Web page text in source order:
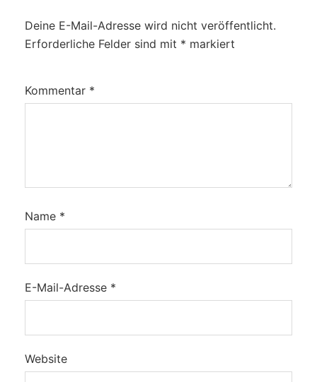
Deine E-Mail-Adresse wird nicht veröffentlicht.
Erforderliche Felder sind mit * markiert
Kommentar *
Name *
E-Mail-Adresse *
Website